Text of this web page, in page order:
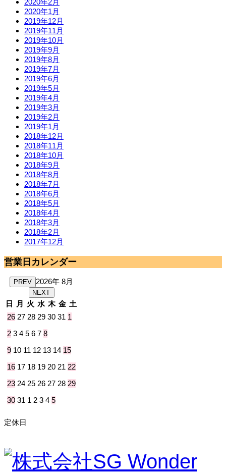
2020年2月
2020年1月
2019年12月
2019年11月
2019年10月
2019年9月
2019年8月
2019年7月
2019年6月
2019年5月
2019年4月
2019年3月
2019年2月
2019年1月
2018年12月
2018年11月
2018年10月
2018年9月
2018年8月
2018年7月
2018年6月
2018年5月
2018年4月
2018年3月
2018年2月
2017年12月
営業日カレンダー
PREV 2026年 8月
NEXT
日 月 火 水 木 金 土
26 27 28 29 30 31 1
2 3 4 5 6 7 8
9 10 11 12 13 14 15
16 17 18 19 20 21 22
23 24 25 26 27 28 29
30 31 1 2 3 4 5
定休日